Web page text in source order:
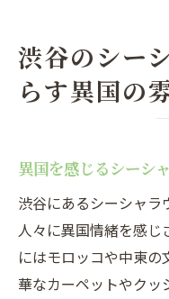
ンジの特徴
シーシャラ
しい世界
シーシャラ
チックな体験
シーシャの香り
ととき
渋谷のシー
らす異国の
異国を感じるシーシ
渋谷にあるシーシャラ
人々に異国情緒を感じ
にはモロッコや中東
華なカーペットやクッ